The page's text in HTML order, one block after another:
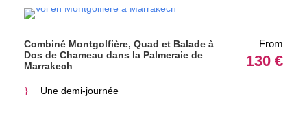
Combiné Montgolfière, Quad et Balade à
Dos de Chameau dans la Palmeraie de
Marrakech
From
130 €
Une demi-journée